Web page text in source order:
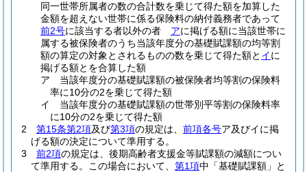
同一世帯所属者の数の合計数を乗じて得た額を加算した
金額を超えない世帯に係る保険料の納付義務者であって
前2号に該当する者以外の者 アに掲げる額に当該世帯に
属する被保険者のうち当該年度分の基礎賦課額の均等割
額の算定の対象とされるものの数を乗じて得た額と イに
掲げる額とを合算した額
ア
当該年度分の基礎賦課額の被保険者均等割の保険料
率に10分の2を乗じて得た額
イ
当該年度分の基礎賦課額の世帯別平等割の保険料率
に10分の2を乗じて得た額
2
第15条第2項及び第3項の規定は、 前項各号ア及びイに掲
げる額の決定について準用する。
3
前2項の規定は、後期高齢者支援金等賦課額の減額につい
て準用する。
この場合において、 第1項中「基礎賦課額」と